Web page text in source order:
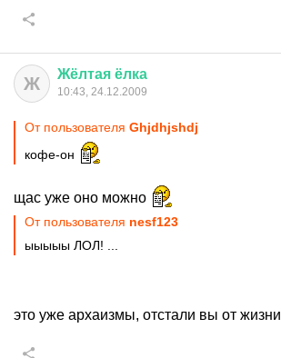
Ж Жёлтая ёлка
10:43, 24.12.2009
От пользователя Ghjdhjshdj
кофе-он
щас уже оно можно
От пользователя nesf123
ыыыыы ЛОЛ! ...
это уже архаизмы, отстали вы от жизни